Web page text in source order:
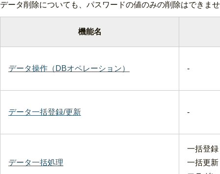
データ削除についても、パスワードの値のみの削除はできま
機能名
データ操作（DBオペレーション） -
データ一括登録/更新 -
データ一括処理
一括登録
一括更新